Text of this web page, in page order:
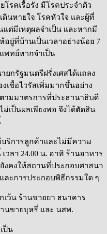
โรคเรื้อรัง มีโรคประจำตัว
ดินหายใจ โรคหัวใจ และผู้ที่
ต่มีเหตุผลจำเป็น และหากมี
อยู่ที่บ้านเป็นเวลาอย่างน้อย 7
พทย์หากจำเป็น
ยกรัฐมนตรีฝรั่งเศสได้แถลง
เชื้อไวรัสเพิ่มมากขึ้นอย่าง
ามมาตรการที่ประธานาธิบดี
ม่เป็นผลเพียงพอ จึงได้ตัดสิน
ริการลูกค้าและไม่มีความ
วลา 24.00 น. อาทิ ร้านอาหาร
งคงให้สถานที่ประกอบศาสนา
ละการประกอบพิธีกรรมใด ๆ
เว้น ร้านขายยา ธนาคาร
านขายบุหรี่ และ นสพ.
ป็น